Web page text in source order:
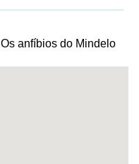
Os anfíbios do Mindelo